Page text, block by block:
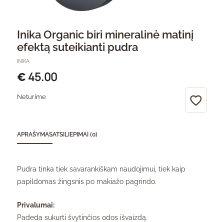
Inika Organic biri mineralinė matinį
efektą suteikianti pudra
INIKA
€ 45.00
Neturime
APRAŠYMASATSILIEPIMAI (0)
Pudra tinka tiek savarankiškam naudojimui, tiek kaip
papildomas žingsnis po makiažo pagrindo.
Privalumai:
Padeda sukurti švytinčios odos išvaizdą.